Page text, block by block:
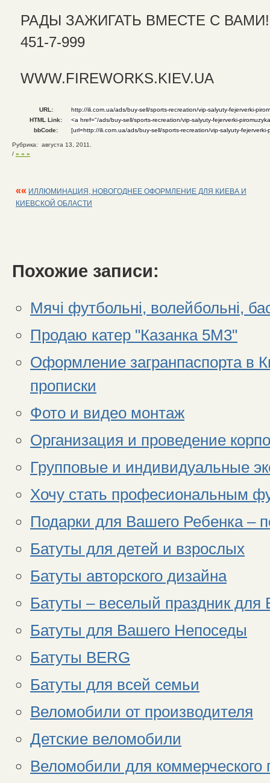
РАДЫ ЗАЖИГАТЬ ВМЕСТЕ С ВАМИ!
451-7-999
WWW.FIREWORKS.KIEV.UA
URL:
HTML Link:
bbCode:
Рубрика: августа 13, 2011.
/ » » »
«« ИЛЛЮМИНАЦИЯ, НОВОГОДНЕЕ ОФОРМЛЕНИЕ ДЛЯ КИЕВА И
КИЕВСКОЙ ОБЛАСТИ
Похожие записи:
Мячі футбольні, волейбольні,
Продаю катер "Казанка 5М3"
Оформление загранпаспорта в
прописки
Фото и видео монтаж
Организация и проведение
Групповые и индивидуальные
Хочу стать професиональным
Подарки для Вашего Ребенка –
Батуты для детей и взрослых
Батуты авторского дизайна
Батуты – веселый праздник для
Батуты для Вашего Непоседы
Батуты BERG
Батуты для всей семьи
Веломобили от производителя
Детские веломобили
Веломобили для коммерческого